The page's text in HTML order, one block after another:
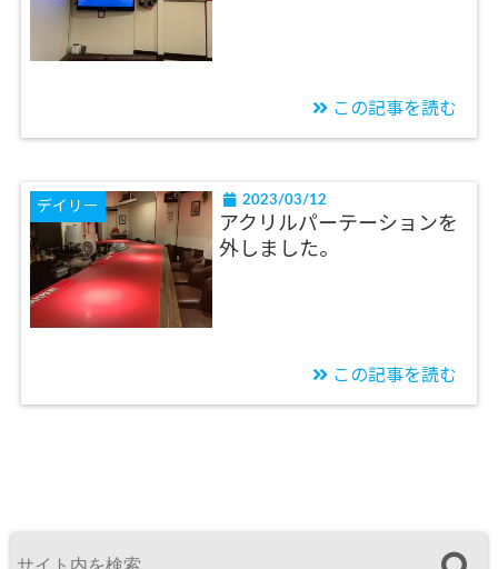
この記事を読む
デイリー 2023/03/12
アクリルパーテーションを
外しました。
この記事を読む